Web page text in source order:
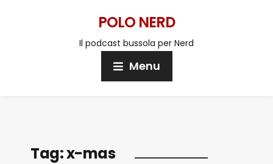
POLO NERD
Il podcast bussola per Nerd
Menu
Tag:x-mas